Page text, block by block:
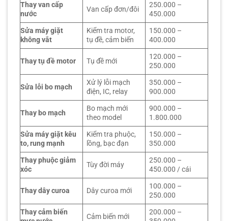
Thay van cấp
nước
Van cấp đơn/đôi
250.000 –
450.000
Sửa máy giặt
không vắt
Kiểm tra motor,
tụ đề, cảm biến
150.000 –
400.000
Thay tụ đề motor Tụ đề mới
120.000 –
250.000
Sửa lỗi bo mạch
Xử lý lỗi mạch
điện, IC, relay
350.000 –
900.000
Thay bo mạch
Bo mạch mới
theo model
900.000 –
1.800.000
Sửa máy giặt kêu
to, rung mạnh
Kiểm tra phuộc,
lồng, bạc đạn
150.000 –
350.000
Thay phuộc giảm
xóc
Tùy đời máy
250.000 –
450.000 / cái
Thay dây curoa Dây curoa mới
100.000 –
250.000
Thay cảm biến
Cảm biến mới
200.000 –